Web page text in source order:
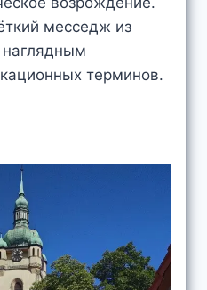
месседж из
терминов.